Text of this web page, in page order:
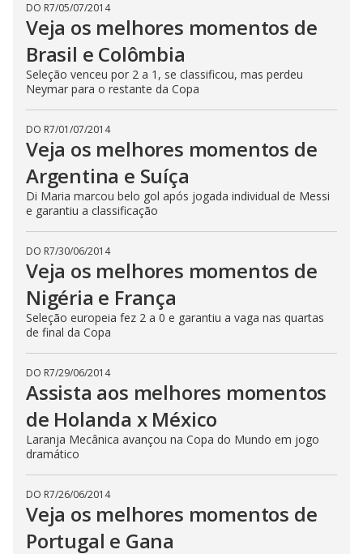
DO R7/05/07/2014
Veja os melhores momentos de
Brasil e Colômbia
Seleção venceu por 2 a 1, se classificou, mas perdeu
Neymar para o restante da Copa
DO R7/01/07/2014
Veja os melhores momentos de
Argentina e Suíça
Di Maria marcou belo gol após jogada individual de Messi
e garantiu a classificação
DO R7/30/06/2014
Veja os melhores momentos de
Nigéria e França
Seleção europeia fez 2 a 0 e garantiu a vaga nas quartas
de final da Copa
DO R7/29/06/2014
Assista aos melhores momentos
de Holanda x México
Laranja Mecânica avançou na Copa do Mundo em jogo
dramático
DO R7/26/06/2014
Veja os melhores momentos de
Portugal e Gana